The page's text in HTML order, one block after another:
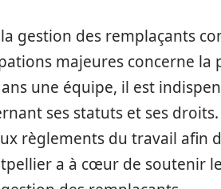
gestion des remplaçants
majeures concerne la
une équipe, il est
ses statuts et ses
règlements du travail afin
a à cœur de soutenir